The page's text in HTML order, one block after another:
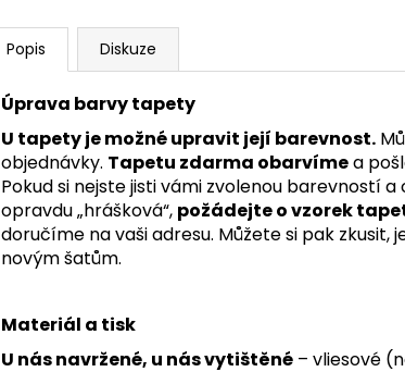
Popis Diskuze
Úprava barvy tapety
U tapety je možné upravit její barevnost.
objednávky. Tapetu zdarma obarvímea
Pokud si nejste jisti vámi zvolenou barevností
opravdu „hrášková“, požádejte o vzorek
doručíme na vaši adresu. Můžete si pak
novým šatům.
Materiál a tisk
U nás navržené, u nás vytištěné – vliesové